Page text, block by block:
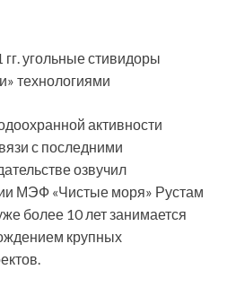
активности
с последними
озвучил
МЭФ «Чистые моря» Рустам
более 10 лет занимается
крупных